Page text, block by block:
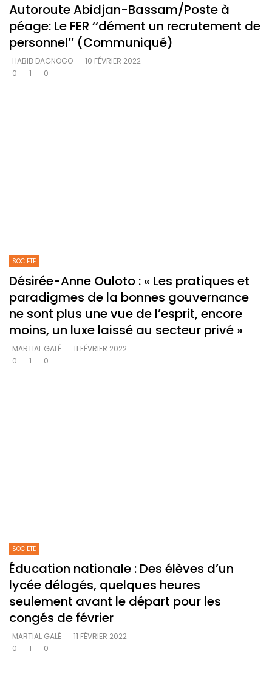
Autoroute Abidjan-Bassam/Poste à
péage: Le FER ‘‘dément un recrutement de
personnel’’ (Communiqué)
HABIB DAGNOGO
10 FÉVRIER 2022
0
1 0
SOCIETE
Désirée-Anne Ouloto : « Les pratiques et
paradigmes de la bonnes gouvernance
ne sont plus une vue de l’esprit, encore
moins, un luxe laissé au secteur privé »
MARTIAL GALÉ
11 FÉVRIER 2022
0
1 0
SOCIETE
Éducation nationale : Des élèves d’un
lycée délogés, quelques heures
seulement avant le départ pour les
congés de février
MARTIAL GALÉ
11 FÉVRIER 2022
0
1 0